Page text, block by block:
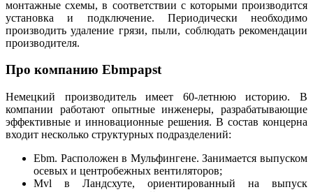
монтажные схемы, в соответствии с которыми производится
установка и подключение. Периодически необходимо
производить удаление грязи, пыли, соблюдать рекомендации
производителя.
Про компанию Ebmpapst
Немецкий производитель имеет 60-летнюю историю. В
компании работают опытные инженеры, разрабатывающие
эффективные и инновационные решения. В состав концерна
входит несколько структурных подразделений:
Ebm. Расположен в Мульфингене. Занимается выпуском
осевых и центробежных вентиляторов;
Mvl в Ландсхуте, ориентированный на выпуск